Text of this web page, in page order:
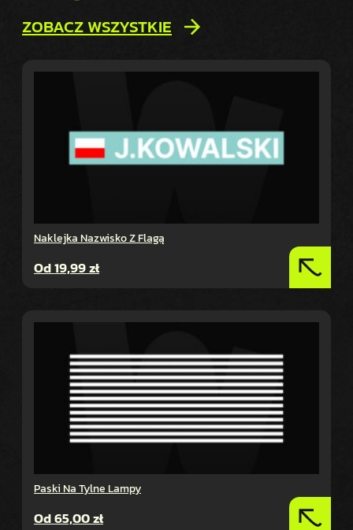
ZOBACZ WSZYSTKIE
Naklejka Nazwisko Z Flagą
Od19,99zł
Paski Na Tylne Lampy
Od65,00zł